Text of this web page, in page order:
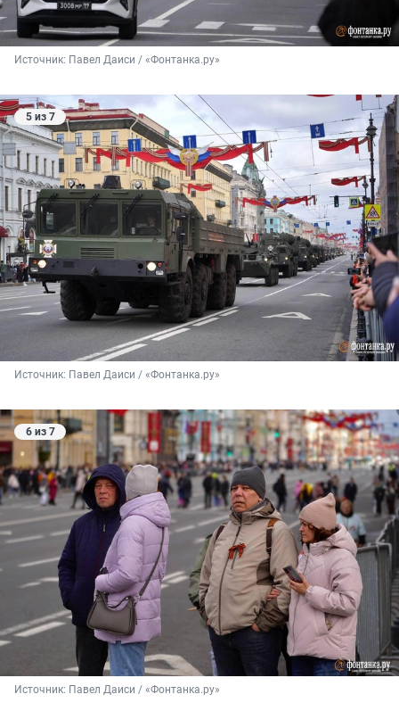
Источник: Павел Даиси / «Фонтанка.ру»
5 из 7
Источник: Павел Даиси / «Фонтанка.ру»
6 из 7
Источник: Павел Даиси / «Фонтанка.ру»